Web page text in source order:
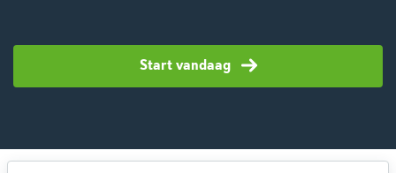
Start vandaag